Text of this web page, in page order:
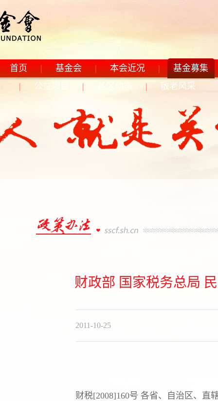
首页 | 基金会 | 本会近况 |
基金募集
|
公益项目 | 各区动态 | 敬老风采
财政部 国家税务总局
2011-10-25
财税[2008]160号 各省、自治区、直